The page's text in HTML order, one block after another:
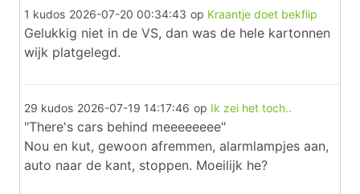
1 kudos 2026-07-20 00:34:43 op Kraantje doet bekflip
Gelukkig niet in de VS, dan was de hele kartonnen
wijk platgelegd.
29 kudos 2026-07-19 14:17:46 op Ik zei het toch..
"There's cars behind meeeeeeee"
Nou en kut, gewoon afremmen, alarmlampjes aan,
auto naar de kant, stoppen. Moeilijk he?